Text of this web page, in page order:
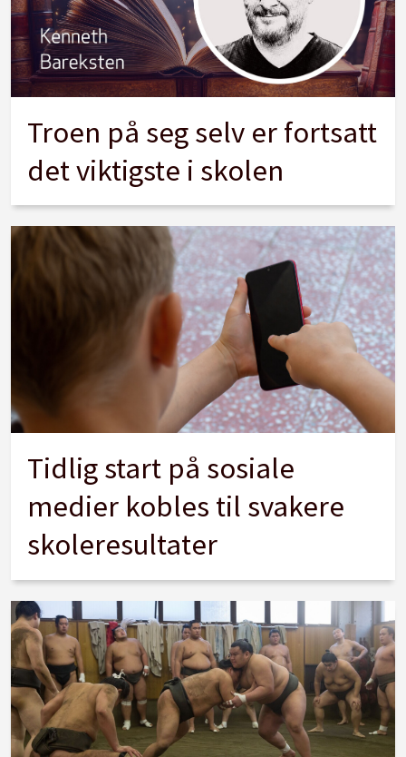
Troen på seg selv er fortsatt
det viktigste i skolen
Tidlig start på sosiale
medier kobles til svakere
skoleresultater